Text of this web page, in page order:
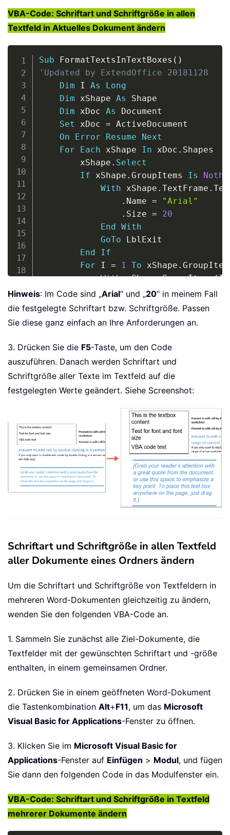
VBA-Code: Schriftart und Schriftgröße in allen
Textfeld in Aktuelles Dokument ändern
Sub FormatTextsInTextBoxes ( )
'Updated by ExtendOffice 20181128
Dim I As
Long
Dim xShape As Shape
Dim xDoc As Document
Set xDoc = ActiveDocument
On
Error Resume
Next
For
Each xShape In xDoc . Shapes
        xShape
. Select
If xShape . GroupItems Is
With xShape . TextFrame .
. Name =
"Arial"
. Size =
20
End
With
GoTo LblExit
End
If
For I = 1 To xShape .
With xShape.GroupItems(I
. Name = "Arial"
Size =
20
With
LblExit
End
Sub
Hinweis: Im Code sind „Arial“ und „20“ in meinem Fall
die festgelegte Schriftart bzw. Schriftgröße. Passen
Sie diese ganz einfach an Ihre Anforderungen an.
3. Drücken Sie die F5-Taste, um den Code
auszuführen. Danach werden Schriftart und
Schriftgröße aller Texte im Textfeld auf die
festgelegten Werte geändert. Siehe Screenshot:
Schriftart und Schriftgröße in allen Textfeld
aller Dokumente eines Ordners ändern
Um die Schriftart und Schriftgröße von Textfeldern in
mehreren Word-Dokumenten gleichzeitig zu ändern,
wenden Sie den folgenden VBA-Code an.
1. Sammeln Sie zunächst alle Ziel-Dokumente, die
Textfelder mit der gewünschten Schriftart und -größe
enthalten, in einem gemeinsamen Ordner.
2. Drücken Sie in einem geöffneten Word-Dokument
die Tastenkombination Alt+F11, um das Microsoft
Visual Basic for Applications-Fenster zu öffnen.
3. Klicken Sie im Microsoft Visual Basic for
Applications-Fenster auf Einfügen > Modul, und fügen
Sie dann den folgenden Code in das Modulfenster ein.
VBA-Code: Schriftart und Schriftgröße in Textfeld
mehrerer Dokumente ändern